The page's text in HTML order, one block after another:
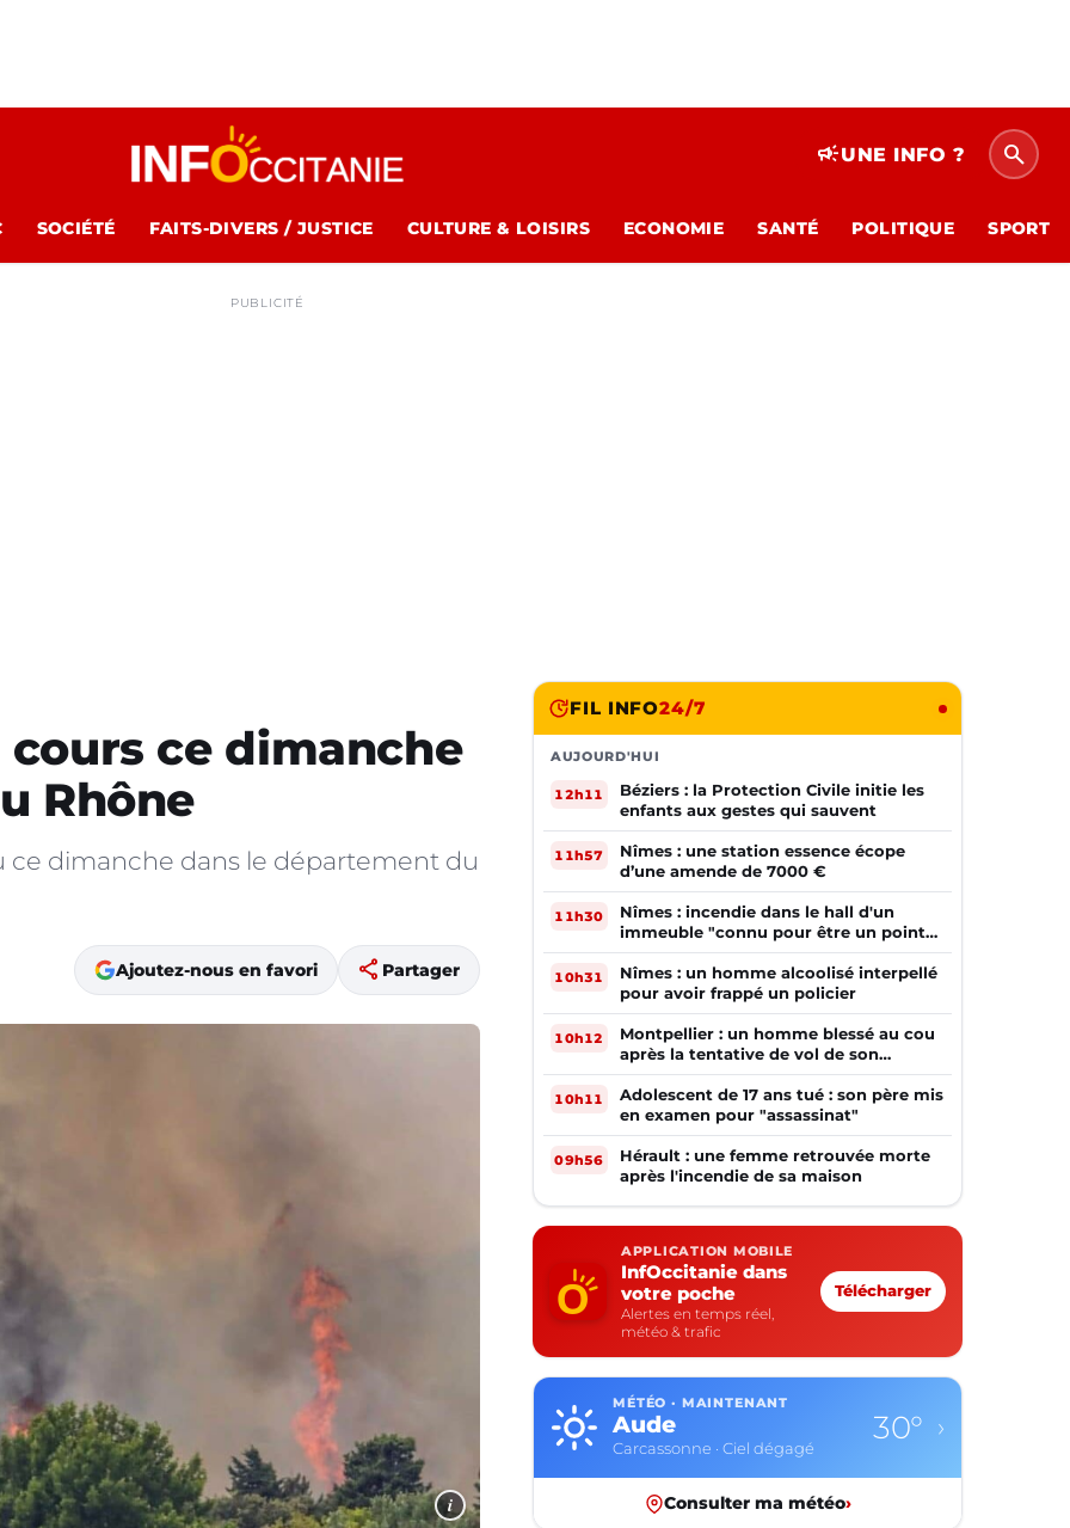
campaignUNE INFO ? search
SOCIÉTÉ FAITS-DIVERS / JUSTICE CULTURE & LOISIRS ECONOMIE SANTÉ POLITIQUE SPORT
PUBLICITÉ
ce dimanche
Rhône
ce dimanche dans le département du
Ajoutez-nous en favori share Partager
i
FIL INFO24/7
AUJOURD'HUI
12h11
Béziers : la Protection Civile initie les
enfants aux gestes qui sauvent
11h57
Nîmes : une station essence écope
d’une amende de 7000 €
11h30
Nîmes : incendie dans le hall d'un
immeuble "connu pour être un point
de deal"
10h31
Nîmes : un homme alcoolisé interpellé
pour avoir frappé un policier
10h12
Montpellier : un homme blessé au cou
après la tentative de vol de son
téléphone
10h11
Adolescent de 17 ans tué : son père mis
en examen pour "assassinat"
09h56
Hérault : une femme retrouvée morte
après l'incendie de sa maison
APPLICATION MOBILE
InfOccitanie dans
votre poche
Alertes en temps réel,
météo & trafic
Télécharger
MÉTÉO · MAINTENANT
Aude
Carcassonne · Ciel dégagé
30° ›
Consulter ma météo›